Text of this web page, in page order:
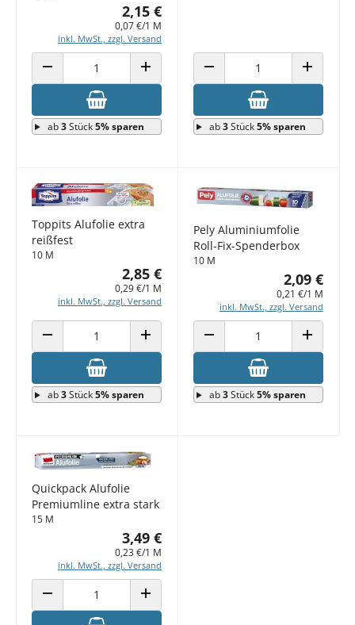
2,15 €
0,07 €/1 M
inkl. MwSt., zzgl. Versand
ANZAHL VERRINGERN ANZAHL ERHÖHEN
ab3Stück5% sparen
ANZAHL VERRINGERN ANZAHL
ab3Stück5% sparen
Toppits Alufolie extra
reißfest
10 M
2,85 €
0,29 €/1 M
inkl. MwSt., zzgl. Versand
ANZAHL VERRINGERN ANZAHL ERHÖHEN
ab3Stück5% sparen
Pely Aluminiumfolie
Roll-Fix-Spenderbox
10 M
2,09 €
0,21 €/1 M
inkl. MwSt., zzgl. Versand
ANZAHL VERRINGERN ANZAHL
ab3Stück5% sparen
Quickpack Alufolie
Premiumline extra stark
15 M
3,49 €
0,23 €/1 M
inkl. MwSt., zzgl. Versand
ANZAHL VERRINGERN ANZAHL ERHÖHEN